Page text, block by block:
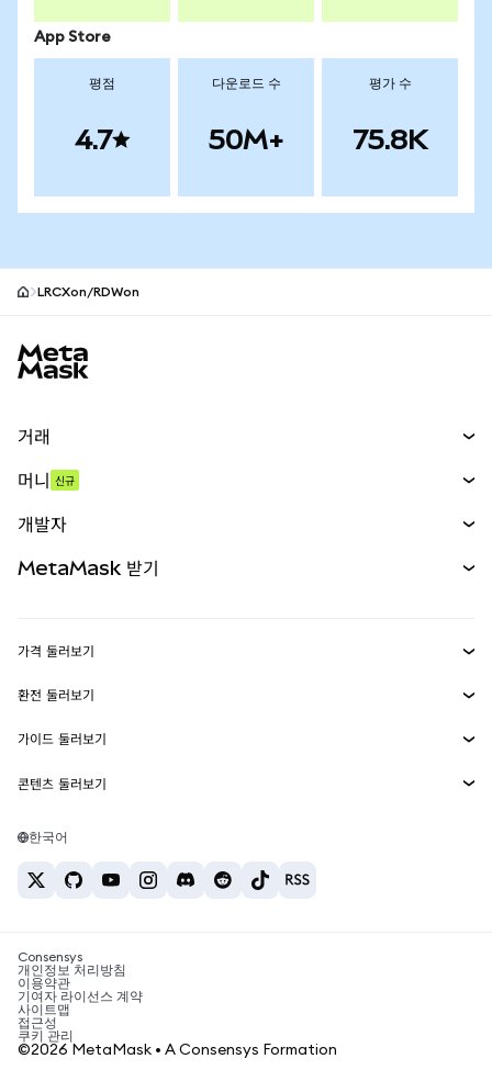
App Store
평점
4.7
다운로드 수
50M+
평가 수
75.8K
LRCXon/RDWon
거래
무기한 선물
실물자산
머니 신규
개발자
MetaMask Connect
Snaps
웹3 서비스
MetaMask 받기
보안
고객 지원
채용
가격 둘러보기
이더리움 가격
솔라나 가격
테더 가격
환전 둘러보기
ETH를 USD로 환전
USDT를 INR로 환전
BTC를 INR로 환전
ETH를 USDT로 환전
가이드 둘러보기
ETH 매수
USDT 매수
SHIB 매수
BNB 매수
콘텐츠 둘러보기
솔라나 지갑
암호화폐 세금 뉴스
암호화폐 매수 방법
비트코인 매도 방법
한국어
Consensys
개인정보 처리방침
이용약관
기여자 라이선스 계약
사이트맵
접근성
쿠키 관리
©2026 MetaMask • A Consensys Formation